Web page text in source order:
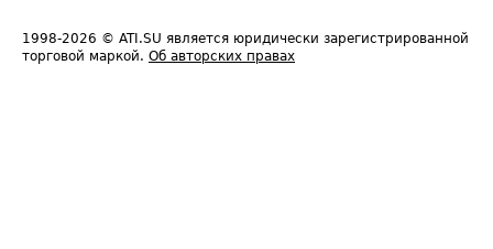
1998-2026 © ATI.SU является юридически зарегистрированной
торговой маркой. Об авторских правах